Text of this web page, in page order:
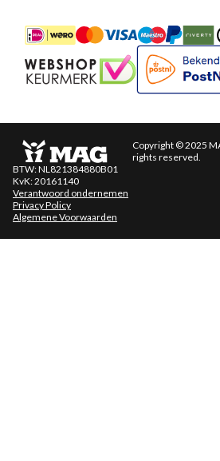
iDEALMastercardBancontact
Maestro
PayPal
Keurmerk
Copyright © 2025
rights reserved.
BTW: NL821384880B01
KvK: 20161140
Verantwoord ondernemen
Privacy Policy
Algemene Voorwaarden